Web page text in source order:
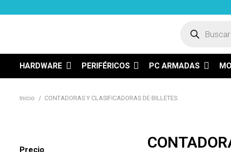
HARDWARE PERIFÉRICOS PC ARMADAS
Inicio / CONTADORAS Y CLASIFICADORAS DE BILLETES
Precio